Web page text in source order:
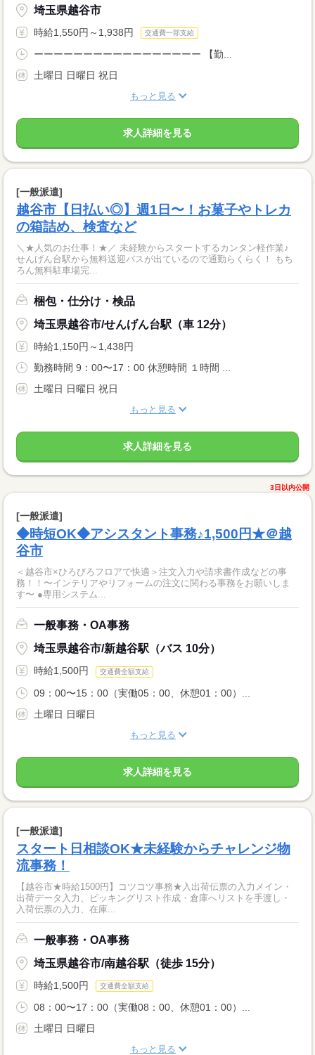
埼玉県越谷市
時給1,550円～1,938円 交通費一部支給
ーーーーーーーーーーーーーーーーー 【勤...
土曜日 日曜日 祝日
もっと見る
求人詳細を見る
[一般派遣]
越谷市【日払い◎】週1日〜！お菓子やトレカ
の箱詰め、検査など
＼★人気のお仕事！★／ 未経験からスタートするカンタン軽作業♪
せんげん台駅から無料送迎バスが出ているので通勤らくらく！ もち
ろん無料駐車場完...
梱包・仕分け・検品
埼玉県越谷市/せんげん台駅（車 12分）
時給1,150円～1,438円
勤務時間 9：00〜17：00 休憩時間 １時間 ...
土曜日 日曜日 祝日
もっと見る
求人詳細を見る
3日以内公開
[一般派遣]
◆時短OK◆アシスタント事務♪1,500円★＠越
谷市
＜越谷市×ひろびろフロアで快適＞注文入力や請求書作成などの事
務！！〜インテリアやリフォームの注文に関わる事務をお願いしま
す〜 ●専用システム...
一般事務・OA事務
埼玉県越谷市/新越谷駅（バス 10分）
時給1,500円 交通費全額支給
09：00〜15：00（実働05：00、休憩01：00）...
土曜日 日曜日
もっと見る
求人詳細を見る
[一般派遣]
スタート日相談OK★未経験からチャレンジ物
流事務！
【越谷市★時給1500円】コツコツ事務★入出荷伝票の入力メイン・
出荷データ入力、ピッキングリスト作成・倉庫へリストを手渡し・
入荷伝票の入力、在庫...
一般事務・OA事務
埼玉県越谷市/南越谷駅（徒歩 15分）
時給1,500円 交通費全額支給
08：00〜17：00（実働08：00、休憩01：00）...
土曜日 日曜日
もっと見る